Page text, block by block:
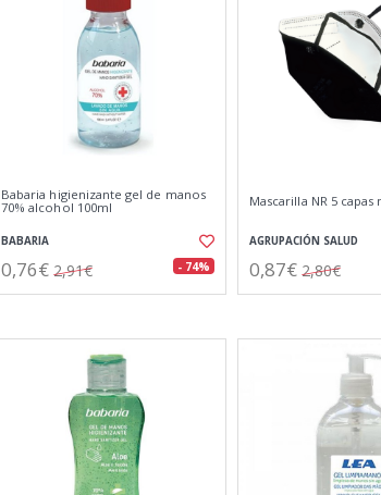
Babaria higienizante gel de manos
70% alcohol 100ml
BABARIA
0,76€ 2,91€ - 74%
Mascarilla NR 5 capas
AGRUPACIÓN SALUD
0,87€ 2,80€